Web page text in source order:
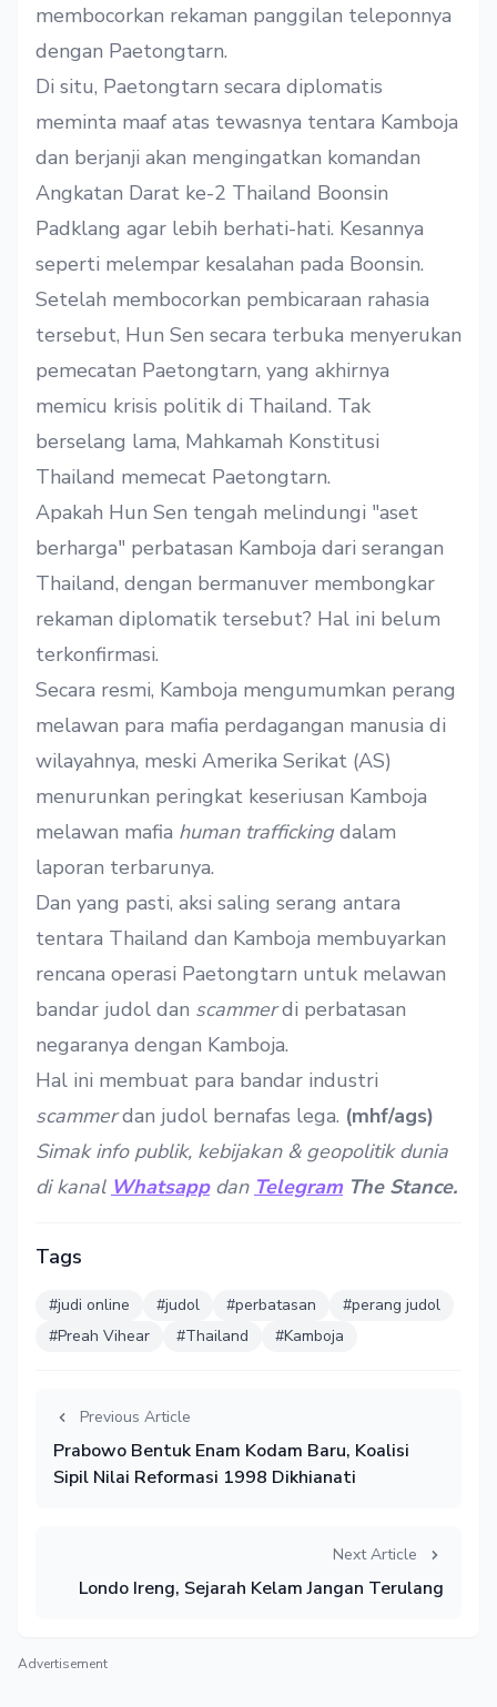
membocorkan rekaman panggilan teleponnya
dengan Paetongtarn.
Di situ, Paetongtarn secara diplomatis
meminta maaf atas tewasnya tentara Kamboja
dan berjanji akan mengingatkan komandan
Angkatan Darat ke-2 Thailand Boonsin
Padklang agar lebih berhati-hati. Kesannya
seperti melempar kesalahan pada Boonsin.
Setelah membocorkan pembicaraan rahasia
tersebut, Hun Sen secara terbuka menyerukan
pemecatan Paetongtarn, yang akhirnya
memicu krisis politik di Thailand. Tak
berselang lama, Mahkamah Konstitusi
Thailand memecat Paetongtarn.
Apakah Hun Sen tengah melindungi "aset
berharga" perbatasan Kamboja dari serangan
Thailand, dengan bermanuver membongkar
rekaman diplomatik tersebut? Hal ini belum
terkonfirmasi.
Secara resmi, Kamboja mengumumkan perang
melawan para mafia perdagangan manusia di
wilayahnya, meski Amerika Serikat (AS)
menurunkan peringkat keseriusan Kamboja
melawan mafia human traffickingdalam
laporan terbarunya.
Dan yang pasti, aksi saling serang antara
tentara Thailand dan Kamboja membuyarkan
rencana operasi Paetongtarn untuk melawan
bandar judol dan scammerdi perbatasan
negaranya dengan Kamboja.
Hal ini membuat para bandar industri
scammerdan judol bernafas lega. (mhf/ags)
Simak info publik, kebijakan & geopolitik dunia
di kanal Whatsapp dan Telegram The Stance.
Tags
#judi online #judol #perbatasan
#perang judol
#Preah Vihear
#Thailand #Kamboja
Previous Article
Prabowo Bentuk Enam Kodam Baru, Koalisi
Sipil Nilai Reformasi 1998 Dikhianati
Next Article
Londo Ireng, Sejarah Kelam Jangan Terulang
Advertisement